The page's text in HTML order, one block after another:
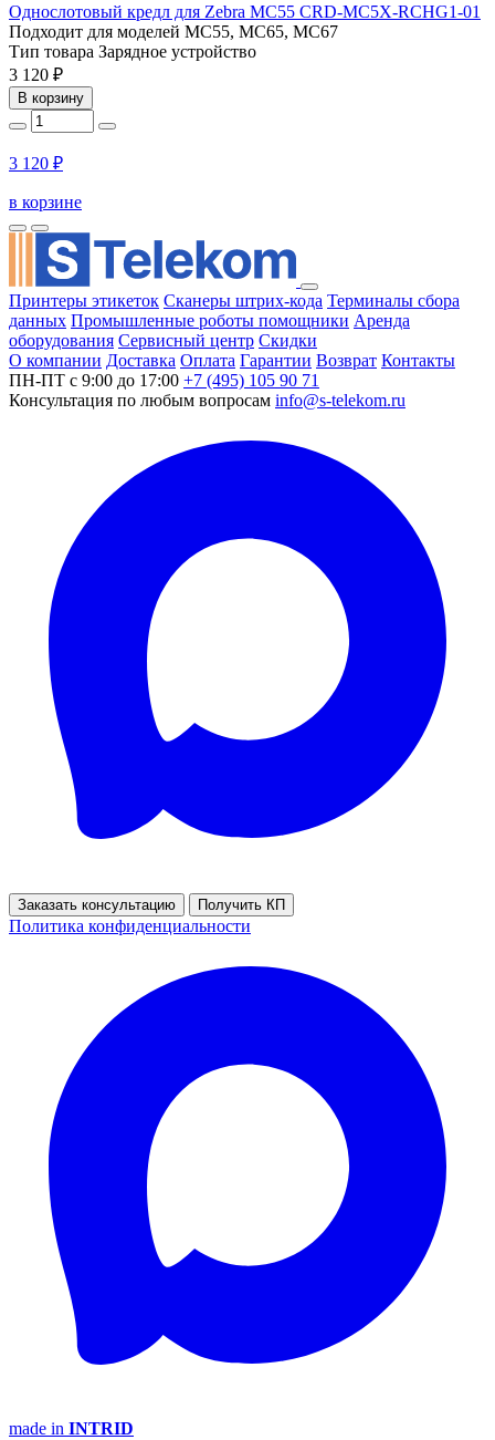
Однослотовый кредл для Zebra MC55 CRD-MC5X-RCHG1-01
Подходит для моделей MC55, MC65, MC67
Тип товара Зарядное устройство
3 120 ₽
В корзину
3 120 ₽
в корзине
Принтеры этикеток Сканеры штрих-кода Терминалы сбора
данных Промышленные роботы помощники Аренда
оборудования Сервисный центр Скидки
О компании Доставка Оплата Гарантии Возврат Контакты
ПН-ПТ с 9:00 до 17:00 +7 (495) 105 90 71
Консультация по любым вопросам info@s-telekom.ru
Заказать консультацию Получить КП
Политика конфиденциальности
made in INTRID